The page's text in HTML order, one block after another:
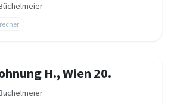
H., Wien 20.